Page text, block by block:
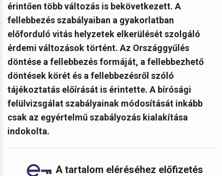
érintően több változás is bekövetkezett. A
fellebbezés szabályaiban a gyakorlatban
előforduló vitás helyzetek elkerülését szolgáló
érdemi változások történt. Az Országgyűlés
döntése a fellebbezés formáját, a fellebbezhető
döntések körét és a fellebbezésről szóló
tájékoztatás előírását is érintette. A bírósági
felülvizsgálat szabályainak módosítását inkább
csak az egyértelmű szabályozás kialakítása
indokolta.
A tartalom eléréséhez előfizetés